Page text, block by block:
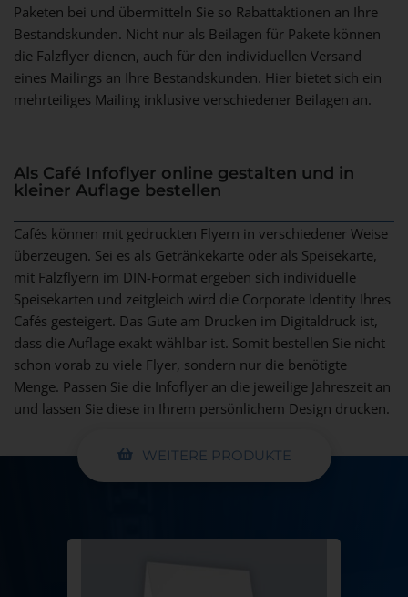
Paketen bei und übermitteln Sie so Rabattaktionen an Ihre
Bestandskunden. Nicht nur als Beilagen für Pakete können
die Falzflyer dienen, auch für den individuellen Versand
eines Mailings an Ihre Bestandskunden. Hier bietet sich ein
mehrteiliges Mailing inklusive verschiedener Beilagen an.
Als Café Infoflyer online gestalten und in
kleiner Auflage bestellen
Cafés können mit gedruckten Flyern in verschiedener Weise
überzeugen. Sei es als Getränkekarte oder als Speisekarte,
mit Falzflyern im DIN-Format ergeben sich individuelle
Speisekarten und zeitgleich wird die Corporate Identity Ihres
Cafés gesteigert. Das Gute am Drucken im Digitaldruck ist,
dass die Auflage exakt wählbar ist. Somit bestellen Sie nicht
schon vorab zu viele Flyer, sondern nur die benötigte
Menge. Passen Sie die Infoflyer an die jeweilige Jahreszeit an
und lassen Sie diese in Ihrem persönlichem Design drucken.
WEITERE PRODUKTE